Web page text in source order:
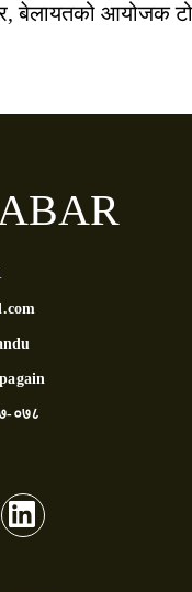
बेलायतको आयोजक
०७८